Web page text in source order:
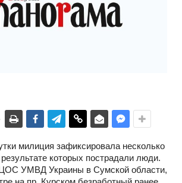
милиция зафиксировала несколько
которых пострадали люди.
УМВД Украины в Сумской области,